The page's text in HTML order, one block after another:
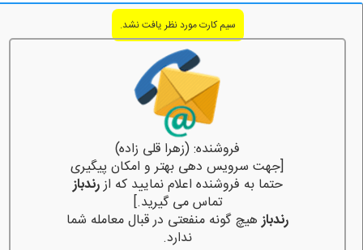
سیم کارت مورد نظر یافت نشد.
فروشنده: (زهرا قلی زاده)
[جهت سرویس دهی بهتر و امکان پیگیری
حتما به فروشنده اعلام نمایید که ازرندباز
تماس می گیرید.]
رندبازهیچ گونه منفعتی در قبال معامله شما
ندارد.